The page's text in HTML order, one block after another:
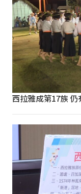
西拉雅成第17族